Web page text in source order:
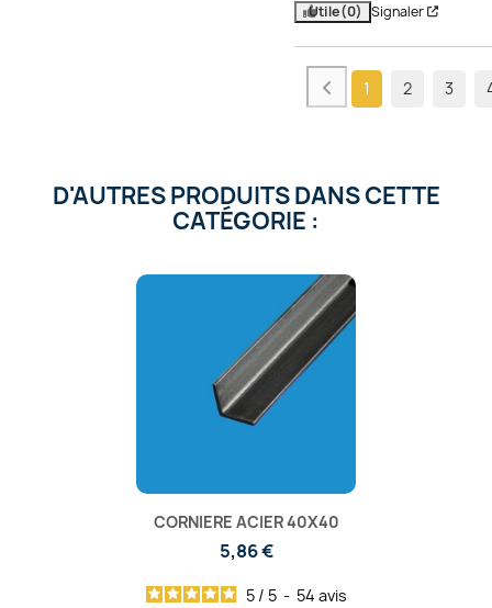
Utile(0) Signaler
1 2 3
D'AUTRES PRODUITS DANS CETTE
CATÉGORIE :
CORNIERE ACIER 40X40
5,86 €
5 / 5 - 54 avis